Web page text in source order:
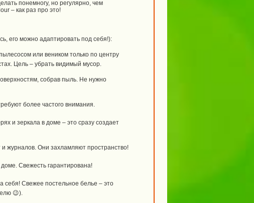
понемногу, но регулярно, чем
– как раз про это!
его можно адаптировать под себя!):
или веником только по центру
Цель – убрать видимый мусор.
собрав пыль. Не нужно
более частого внимания.
и зеркала в доме – это сразу создает
и журналов. Они захламляют пространство!
Свежесть гарантирована!
себя! Свежее постельное белье – это
😉).